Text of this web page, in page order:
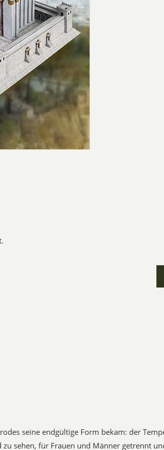
seine endgültige Form bekam: der
sehen, für Frauen und Männer getrennt